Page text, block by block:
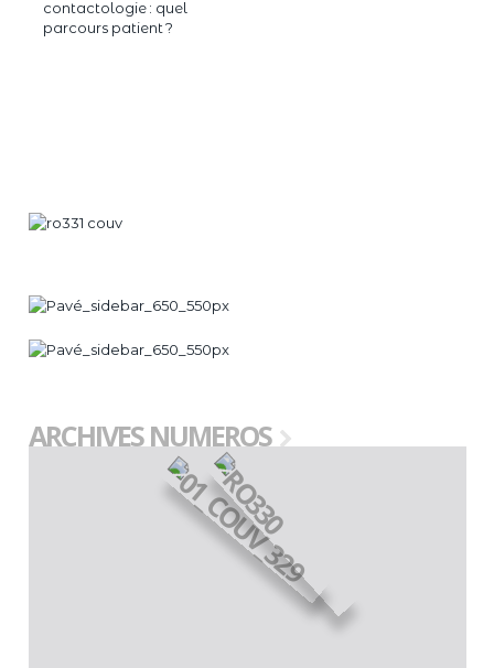
contactologie : quel
parcours patient ?
ARCHIVES NUMEROS